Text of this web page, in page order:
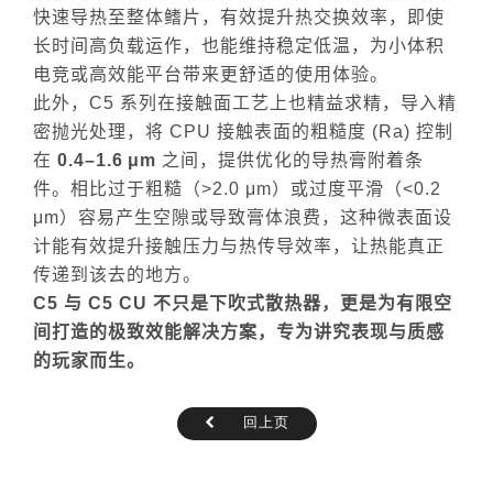
快速导热至整体鳍片，有效提升热交换效率，即使
长时间高负载运作，也能维持稳定低温，为小体积
电竞或高效能平台带来更舒适的使用体验。
此外， C5 系列在接触面工艺上也精益求精，导入精
密抛光处理，将 CPU 接触表面的粗糙度 (Ra) 控制
在 0.4–1.6 μm 之间，提供优化的导热膏附着条
件。相比过于粗糙（>2.0 μm）或过度平滑（<0.2
μm）容易产生空隙或导致膏体浪费，这种微表面设
计能有效提升接触压力与热传导效率，让热能真正
传递到该去的地方。
C5 与 C5 CU 不只是下吹式散热器，更是为有限空
间打造的极致效能解决方案，专为讲究表现与质感
的玩家而生。
回上页